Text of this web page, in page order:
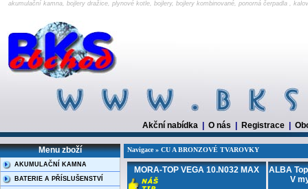
akumulační kamna, bojlery dražice, plynové kotle, bojlery, bojlery kombinované, ponorná čerpadla ,
Akční nabídka O nás Registrace
Menu zboží
AKUMULAČNÍ KAMNA
BATERIE A PŘÍSLUŠENSTVÍ
Navigace » CU A BRONZOVÉ TVAROVKY
MORA-TOP VEGA 10.N032 MAX
ALBA
V